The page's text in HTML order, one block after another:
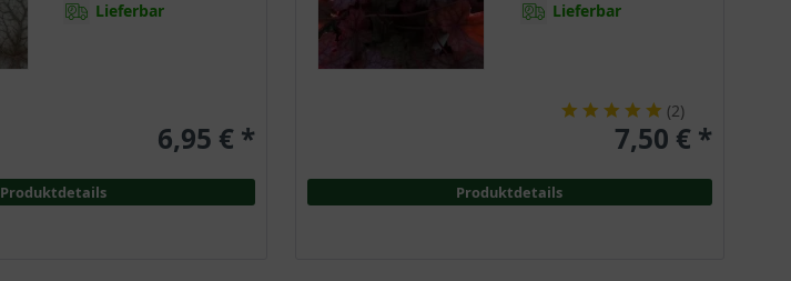
Lieferbar
(2)
7,50 € *
Produktdetails
Lieferbar
6,95 € *
Produktdetails